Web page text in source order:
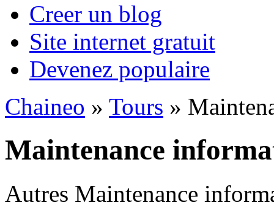
Creer un blog
Site internet gratuit
Devenez populaire
Chaineo » Tours »
Maintenance
Autres Maintenance